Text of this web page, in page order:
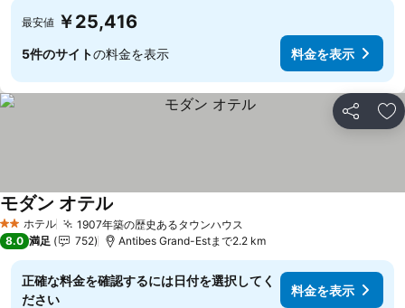
最安値 ￥25,416
5件のサイトの料金を表示 料金を表示
シェア お
2 ホテルのランク
ホテル 1907年築の歴史あるタウンハウス
モダン オテル
8.0 満足 752 Antibes Grand-Estまで2.2 km
正確な料金を確認するには日付を選択してく
ださい
料金を表示